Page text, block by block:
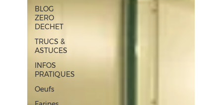
BLOG
ZERO
DECHET
TRUCS &
ASTUCES
INFOS
PRATIQUES
Oeufs